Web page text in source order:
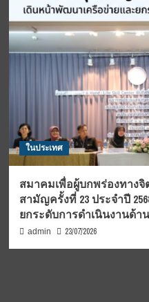
ในประเทศ
สมาคมเพื่อผู้บกพร่องทาง
สามัญครั้งที่ 23 ประจำปี
ยกระดับการดำเนินงานด้
admin 23/07/2026